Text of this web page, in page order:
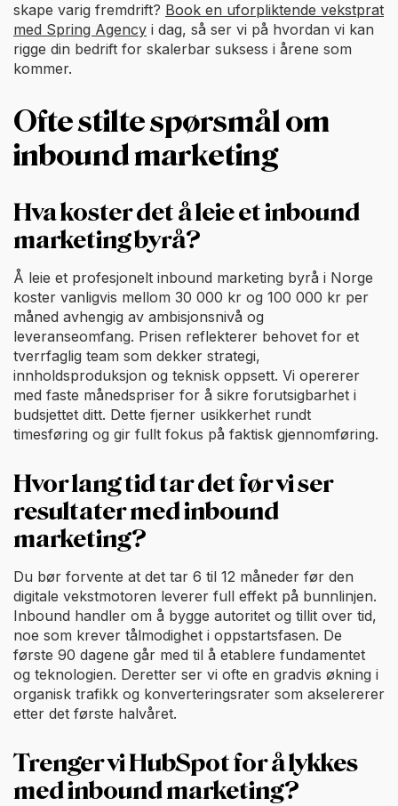
skape varig fremdrift? Book en uforpliktende vekstprat
med Spring Agency i dag, så ser vi på hvordan vi kan
rigge din bedrift for skalerbar suksess i årene som
kommer.
Ofte stilte spørsmål om
inbound marketing
Hva koster det å leie et inbound
marketing byrå?
Å leie et profesjonelt inbound marketing byrå i Norge
koster vanligvis mellom 30 000 kr og 100 000 kr per
måned avhengig av ambisjonsnivå og
leveranseomfang. Prisen reflekterer behovet for et
tverrfaglig team som dekker strategi,
innholdsproduksjon og teknisk oppsett. Vi opererer
med faste månedspriser for å sikre forutsigbarhet i
budsjettet ditt. Dette fjerner usikkerhet rundt
timesføring og gir fullt fokus på faktisk gjennomføring.
Hvor lang tid tar det før vi ser
resultater med inbound
marketing?
Du bør forvente at det tar 6 til 12 måneder før den
digitale vekstmotoren leverer full effekt på bunnlinjen.
Inbound handler om å bygge autoritet og tillit over tid,
noe som krever tålmodighet i oppstartsfasen. De
første 90 dagene går med til å etablere fundamentet
og teknologien. Deretter ser vi ofte en gradvis økning i
organisk trafikk og konverteringsrater som akselererer
etter det første halvåret.
Trenger vi HubSpot for å lykkes
med inbound marketing?